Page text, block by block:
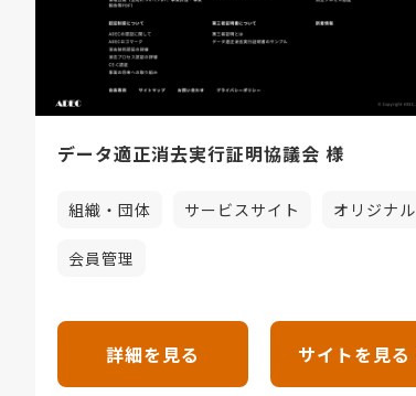
データ適正消去実行証明協議会 様
組織・団体 サービスサイト オリジナル
会員管理
詳細を見る サイトを見る